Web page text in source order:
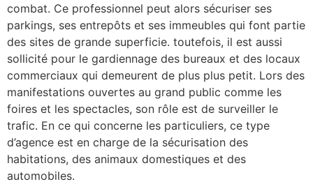
combat. Ce professionnel peut alors sécuriser ses
parkings, ses entrepôts et ses immeubles qui font partie
des sites de grande superficie. toutefois, il est aussi
sollicité pour le gardiennage des bureaux et des locaux
commerciaux qui demeurent de plus plus petit. Lors des
manifestations ouvertes au grand public comme les
foires et les spectacles, son rôle est de surveiller le
trafic. En ce qui concerne les particuliers, ce type
d’agence est en charge de la sécurisation des
habitations, des animaux domestiques et des
automobiles.